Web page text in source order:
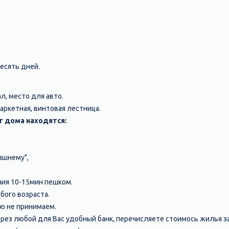
дней.
место для авто.
винтовая лестница.
дома находятся:
10-15мин пешком.
возраста.
не принимаем.
любой для Вас удобный банк, перечисляете стоимось жилья